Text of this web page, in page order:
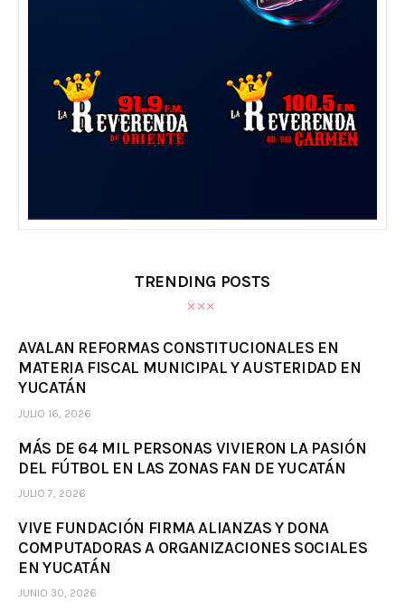
TRENDING POSTS
AVALAN REFORMAS CONSTITUCIONALES EN
MATERIA FISCAL MUNICIPAL Y AUSTERIDAD EN
YUCATÁN
JULIO 16, 2026
MÁS DE 64 MIL PERSONAS VIVIERON LA PASIÓN
DEL FÚTBOL EN LAS ZONAS FAN DE YUCATÁN
JULIO 7, 2026
VIVE FUNDACIÓN FIRMA ALIANZAS Y DONA
COMPUTADORAS A ORGANIZACIONES SOCIALES
EN YUCATÁN
JUNIO 30, 2026